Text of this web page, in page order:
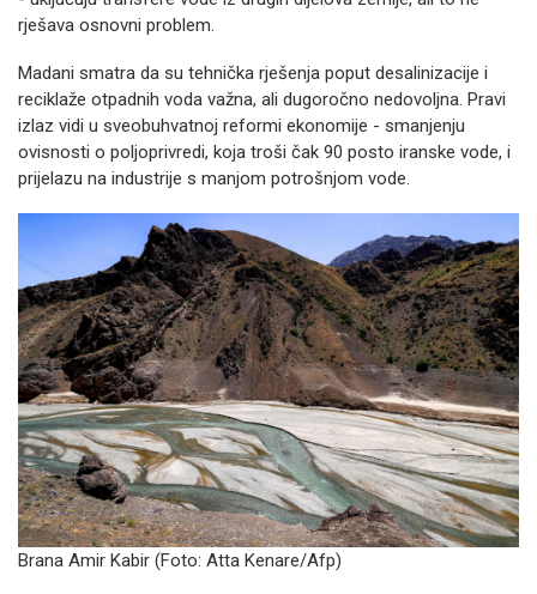
rješava osnovni problem.
Madani smatra da su tehnička rješenja poput desalinizacije i
reciklaže otpadnih voda važna, ali dugoročno nedovoljna. Pravi
izlaz vidi u sveobuhvatnoj reformi ekonomije - smanjenju
ovisnosti o poljoprivredi, koja troši čak 90 posto iranske vode, i
prijelazu na industrije s manjom potrošnjom vode.
Brana Amir Kabir (Foto: Atta Kenare/Afp)